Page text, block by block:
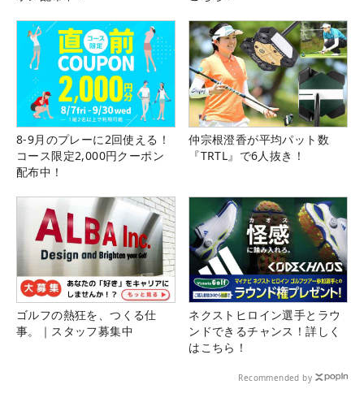
8-9月のプレーに2回使える！
コース限定2,000円クーポン
配布中！
仲宗根澄香が平均パット数
『TRTL』で6人抜き！
ゴルフの熱狂を、つくる仕
事。｜スタッフ募集中
ネクストヒロイン選手とラウ
ンドできるチャンス！詳しく
はこちら！
Recommended by